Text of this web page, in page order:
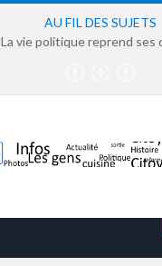
AU FIL DES SUJETS
La vie politique reprend ses